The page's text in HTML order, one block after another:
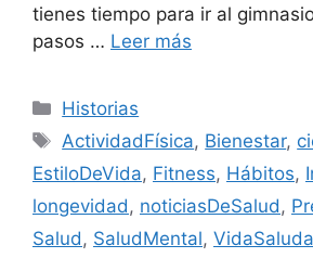
tienes tiempo para ir al
pasos … Leer más
Categorías
Historias
Etiquetas
ActividadFísica, Bienestar,
EstiloDeVida, Fitness, Hábitos,
longevidad , noticiasDeSalud ,
Salud , SaludMental,